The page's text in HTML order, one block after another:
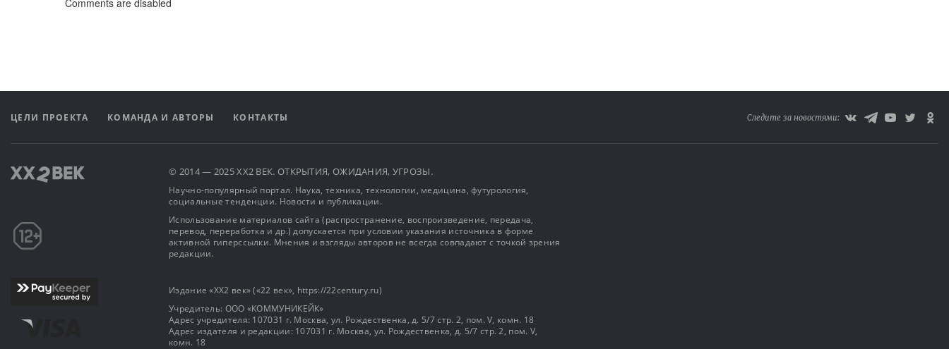
Comments are disabled
ЦЕЛИ ПРОЕКТА КОМАНДА И АВТОРЫ КОНТАКТЫ Следите за новостями:
© 2014 — 2025 XX2 ВЕК. ОТКРЫТИЯ, ОЖИДАНИЯ, УГРОЗЫ.
Научно-популярный портал. Наука, техника, технологии, медицина, футурология,
социальные тенденции. Новости и публикации.
Использование материалов сайта (распространение, воспроизведение, передача,
перевод, переработка и др.) допускается при условии указания источника в форме
активной гиперссылки. Мнения и взгляды авторов не всегда совпадают с точкой зрения
редакции.
Издание «XX2 век» («22 век», https://22century.ru)
Учредитель: OOO «КОММУНИКЕЙК»
Адрес учредителя: 107031 г. Москва, ул. Рождественка, д. 5/7 стр. 2, пом. V, комн. 18
Адрес издателя и редакции: 107031 г. Москва, ул. Рождественка, д. 5/7 стр. 2, пом. V,
комн. 18